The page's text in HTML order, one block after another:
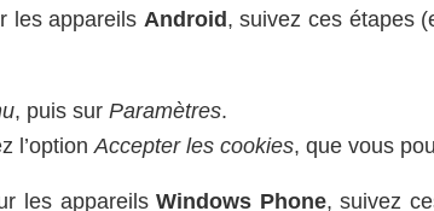
les appareils Android , suivez ces étapes
, puis sur Paramètres.
l’option Accepter les cookies, que vous
les appareilsWindows Phone, suivez